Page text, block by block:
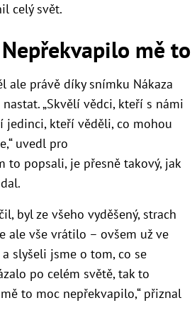
celý svět.
mě to
ale právě díky snímku Nákaza
„Skvělí vědci, kteří s námi
jedinci, kteří věděli, co mohou
uvedl pro
to popsali, je přesně takový, jak
byl ze všeho vyděšený, strach
ale vše vrátilo – ovšem už ve
slyšeli jsme o tom, co se
po celém světě, tak to
to moc nepřekvapilo,“ přiznal